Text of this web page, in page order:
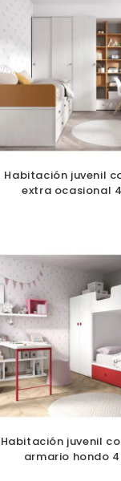
Habitación juvenil
extra ocasional
Habitación juvenil
armario hondo